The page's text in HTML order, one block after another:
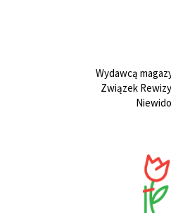
Wydawcą
Związek